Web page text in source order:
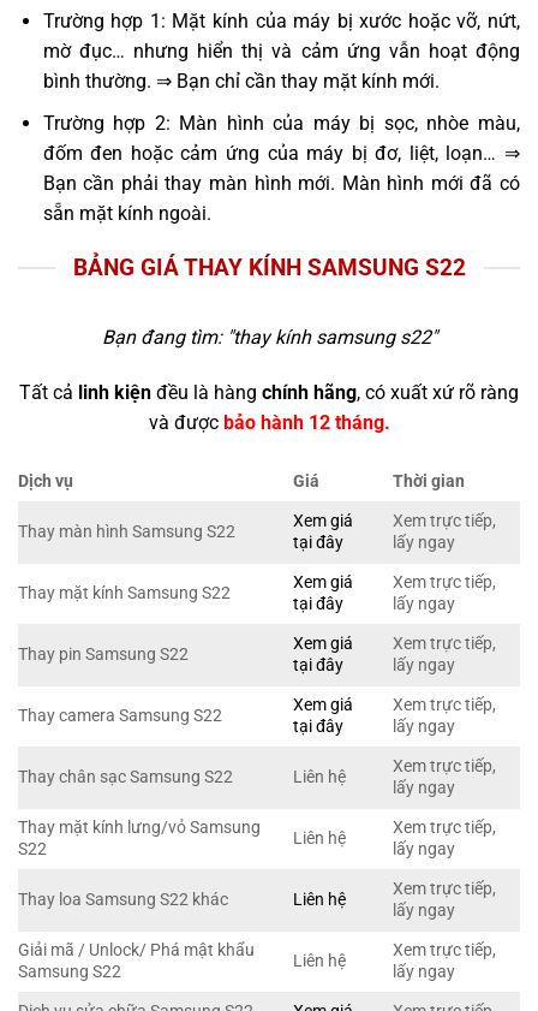
Trường hợp 1: Mặt kính của máy bị xước hoặc vỡ, nứt,
mờ đục… nhưng hiển thị và cảm ứng vẫn hoạt động
bình thường. ⇒ Bạn chỉ cần thay mặt kính mới.
Trường hợp 2: Màn hình của máy bị sọc, nhòe màu,
đốm đen hoặc cảm ứng của máy bị đơ, liệt, loạn… ⇒
Bạn cần phải thay màn hình mới. Màn hình mới đã có
sẵn mặt kính ngoài.
BẢNG GIÁ THAY KÍNH SAMSUNG S22
Bạn đang tìm: "thay kính samsung s22"
Tất cả linh kiện đều là hàng chính hãng, có xuất xứ rõ ràng
và được bảo hành 12 tháng.
Dịch vụ Giá Thời gian
Thay màn hình Samsung S22
Xem giá
tại đây
Xem trực tiếp,
lấy ngay
Thay mặt kính Samsung S22
Xem giá
tại đây
Xem trực tiếp,
lấy ngay
Thay pin Samsung S22
Xem giá
tại đây
Xem trực tiếp,
lấy ngay
Thay camera Samsung S22
Xem giá
tại đây
Xem trực tiếp,
lấy ngay
Thay chân sạc Samsung S22 Liên hệ
Xem trực tiếp,
lấy ngay
Thay mặt kính lưng/vỏ Samsung
S22
Liên hệ
Xem trực tiếp,
lấy ngay
Thay loa Samsung S22 khác Liên hệ
Xem trực tiếp,
lấy ngay
Giải mã / Unlock/ Phá mật khẩu
Samsung S22
Liên hệ
Xem trực tiếp,
lấy ngay